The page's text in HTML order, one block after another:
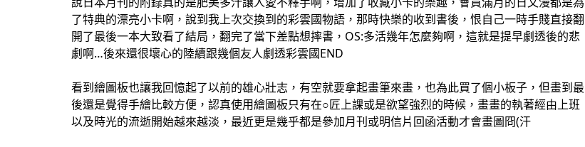
了特典的漂亮小卡啊，說到我上次交換到的彩雲國物語，那時快樂的收到書後，恨自己一時手賤直接翻
開了最後一本大致看了結局，翻完了當下差點想摔書，OS:多活幾年怎麼夠啊，這就是提早劇透後的悲
劇啊…後來還很壞心的陸續跟幾個友人劇透彩雲國END
看到繪圖板也讓我回憶起了以前的雄心壯志，有空就要拿起畫筆來畫，也為此買了個小板子，但畫到最
後還是覺得手繪比較方便，認真使用繪圖板只有在○匠上課或是欲望強烈的時候，畫畫的執著經由上班
以及時光的流逝開始越來越淡，最近更是幾乎都是參加月刊或明信片回函活動才會畫圖冏(汗